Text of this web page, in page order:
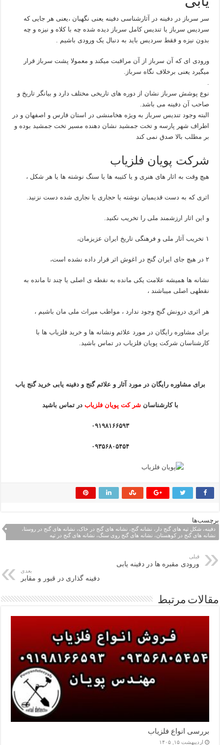
سر سرباز در دفینه در آثارشناسی دفینه یعنی نگهبان ،یعنی هر جایی که
سردیس سرباز یا تندیس کامل سرباز دیده شده چه با کلاه و نیزه و چه
بدون نیزه و فقط سردیس باید به دنبال یک ورودی باشیم .
ورودی ای که آن سرباز از آن مراقبت میکند و معمولا پشت سرباز قرار
میگیرد یعنی برخلاف نگاه سرباز.
.
نوع پوشش سرباز نشان از دوره های تاریخی مختلف دارد و بیانگر تاریخ و
صاحب آن دفینه می باشد.
البته وجود تندیس سرباز به ویژه هخامنشی در استان فارس و اصفهان و در
اطراف شهر پارسه و تخت جمشید نشان دهنده مسیر تخت جمشید بوده و
بر مطلب بالا صدق نمی کند
شرکت پویان فلزیاب
هیچ وقت به اثار های هنری و یا کتیبه ها یا سنگ نوشته ها یا هر شکل ،
اثری که به دست قدیمیان نوشته یا حجاری یا نجاری شده دست نزنید.
و این اثار ارزشمند ملی را تخریب نکنید.
۱ تخریب آثار ملی و فرهنگی تاریخ ایران عزیزمان،
۲ در هیچ جای ایران گنج در اغوش اثر قرار داده نشده است،
نشانه ها همیشه علامت یکی مانده به نقطه ی اصلی یا چند تا مانده به
نقطهی اصلی میباشند ،
هر اثری درونش گنج وجود ندارد ، مواظب میراث ملی مان باشیم ،
برای مشاوره رایگان در مورد علائم ونشانه ها و خرید فلزیاب ها با
کارشناسان شرکت پویان فلزیاب در تماس باشید.
برای مشاوره رایگان در مورد آثار و علائم گنج و دفینه یابی خرید گنج یاب
با کارشناسانشر کت پویان فلزیاب در تماس باشید
۰۹۱۹۸۱۶۶۵۹۳
۰۹۳۵۶۸۰۵۴۵۴
برچسب‌ها
دفینه، شکل تپه های گنج دار، نشانه گنج، نشانه های گنج در خاک، نشانه های گنج در روستا،
نشانه های گنج در کوهستان، نشانه های گنج روی سنگ، نشانه های گنج در تپه
قبلی
ورودی مقبره ها در دفینه یابی
بعدی
دفینه گذاری در قبور و مقابر
مقالات مرتبط
بررسی انواع فلزیاب
اردیبهشت ۱۵, ۱۴۰۵